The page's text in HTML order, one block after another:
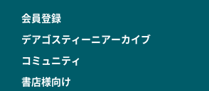
会員登録
デアゴスティーニアーカイブ
コミュニティ
書店様向け